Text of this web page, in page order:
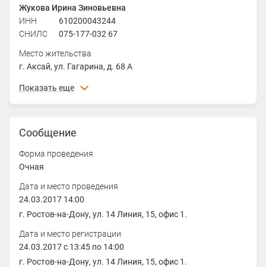
Адрес
630091, г. Новосибирск, ул. Писарева, д. 4
Жукова Ирина Зиновьевна
ИНН
610200043244
СНИЛС
075-177-032 67
Место жительства
г. Аксай, ул. Гагарина, д. 68 А
Дата рождения
Ростовская область, г. Новочеркасск
Показать еще
Сообщение
Форма проведения
Очная
Дата и место проведения
24.03.2017 14:00
г. Ростов-на-Дону, ул. 14 Линия, 15, офис 1.
Дата и место регистрации
24.03.2017с 13:45по 14:00
г. Ростов-на-Дону, ул. 14 Линия, 15, офис 1.